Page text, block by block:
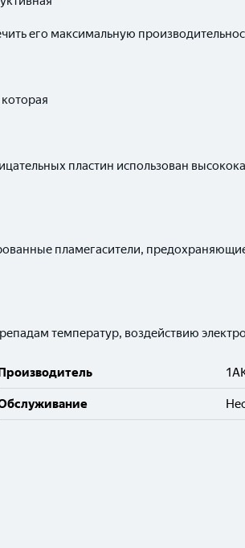
его максимальную
пластин использован
пламегасители,
температур, воздействию